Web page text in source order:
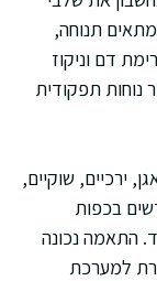
מתאים תנוחה,
דם וניקוז
נוחות תפקודית
ירכיים, שוקיים,
בכפות
התאמה נכונה
למערכת